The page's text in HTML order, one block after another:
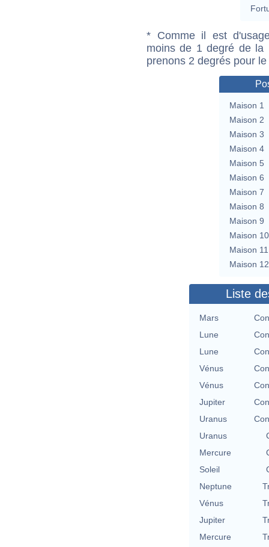
* Comme il est
moins de 1 degré de la
prenons 2 degrés pour
Maison 1
Maison 2
Maison 3
Maison 4
Maison 5
Maison 6
Maison 7
Maison 8
Maison 9
Maison 10
Maison 11
Maison 12
Liste
Mars
Lune
Lune
Vénus
Vénus
Jupiter
Uranus
Uranus
Mercure
Soleil
Neptune
Vénus
Jupiter
Mercure